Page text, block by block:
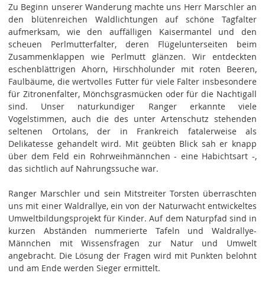
Zu Beginn unserer Wanderung machte uns Herr Marschler an
den blütenreichen Waldlichtungen auf schöne Tagfalter
aufmerksam, wie den auffälligen Kaisermantel und den
scheuen Perlmutterfalter, deren Flügelunterseiten beim
Zusammenklappen wie Perlmutt glänzen. Wir entdeckten
eschenblättrigen Ahorn, Hirschholunder mit roten Beeren,
Faulbäume, die wertvolles Futter für viele Falter insbesondere
für Zitronenfalter, Mönchsgrasmücken oder für die Nachtigall
sind. Unser naturkundiger Ranger erkannte viele
Vogelstimmen, auch die des unter Artenschutz stehenden
seltenen Ortolans, der in Frankreich fatalerweise als
Delikatesse gehandelt wird. Mit geübten Blick sah er knapp
über dem Feld ein Rohrweihmännchen - eine Habichtsart -,
das sichtlich auf Nahrungssuche war.
Ranger Marschler und sein Mitstreiter Torsten überraschten
uns mit einer Waldrallye, ein von der Naturwacht entwickeltes
Umweltbildungsprojekt für Kinder. Auf dem Naturpfad sind in
kurzen Abständen nummerierte Tafeln und Waldrallye-
Männchen mit Wissensfragen zur Natur und Umwelt
angebracht. Die Lösung der Fragen wird mit Punkten belohnt
und am Ende werden Sieger ermittelt.